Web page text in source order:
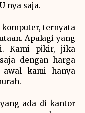
nya saja.
ternyata
Apalagi yang
Kami pikir, jika
dengan harga
awal kami hanya
ada di kantor